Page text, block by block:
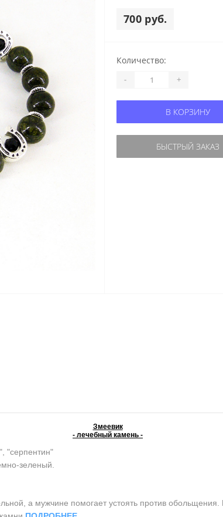
700 руб.
Количество:
- +
В КОРЗИНУ
БЫСТРЫЙ ЗАКАЗ
Змеевик
- лечебный камень -
"серпентин"
зеленый.
а мужчине помогает устоять против обольщения.